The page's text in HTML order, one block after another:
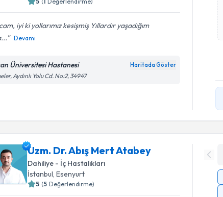
iyi ki yollarımız kesişmiş Yıllardır yaşadığım
Devamı
Üniversitesi Hastanesi Haritada Göster
Aydınlı Yolu Cd. No:2, 34947
Uzm. Dr. Abış Mert Atabey
Dahiliye - İç Hastalıkları
İstanbul , Esenyurt
5 (5 Değerlendirme)